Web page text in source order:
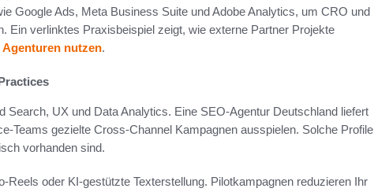
Google Ads, Meta Business Suite und Adobe Analytics, um CRO und
Ein verlinktes Praxisbeispiel zeigt, wie externe Partner Projekte
Agenturen nutzen.
Search, UX und Data Analytics. Eine SEO-Agentur Deutschland liefert
Teams gezielte Cross-Channel Kampagnen ausspielen. Solche Profile
vorhanden sind.
Reels oder KI-gestützte Texterstellung. Pilotkampagnen reduzieren Ihr